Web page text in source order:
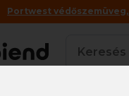
Portwest